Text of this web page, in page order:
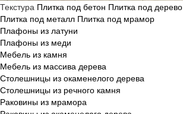
Текстура Плитка под бетон Плитка под дерево
Плитка под металл Плитка под мрамор
Плафоны из латуни
Плафоны из меди
Мебель из камня
Мебель из массива дерева
Столешницы из окаменелого дерева
Столешницы из речного камня
Раковины из мрамора